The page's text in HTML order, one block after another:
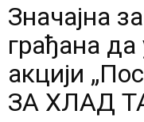
Значајна
грађана да
акцији
ЗА ХЛАД